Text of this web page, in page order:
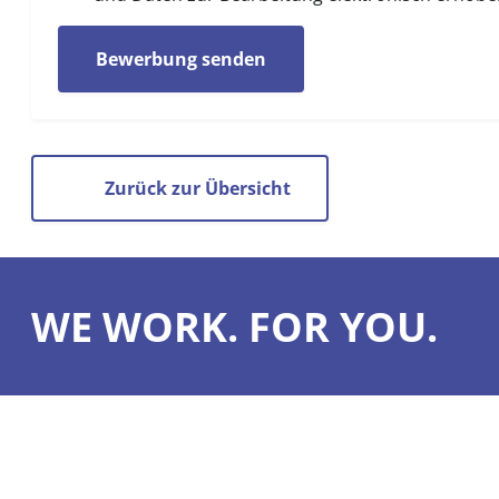
Bewerbung senden
Zurück zur Übersicht
WE WORK. FOR YOU.